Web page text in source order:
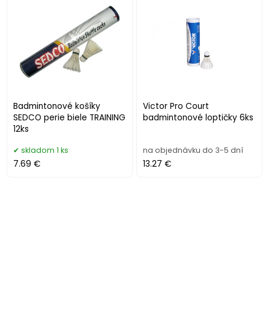
Badmintonové košíky
SEDCO perie biele TRAINING
12ks
skladom 1 ks
7.69 €
Victor Pro Court
badmintonové loptičky 6ks
na objednávku do 3-5 dní
13.27 €